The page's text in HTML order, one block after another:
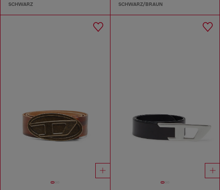
SCHWARZ SCHWARZ/BRAUN